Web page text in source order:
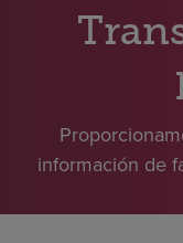
información de